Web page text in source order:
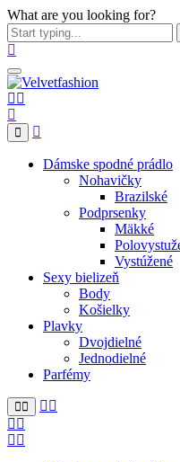
What are you looking for?
Dámske spodné prádlo
Nohavičky
Brazilské
Podprsenky
Mäkké
Vystúžené
Sexy bielizeň
Body
Košielky
Plavky
Dvojdielné
Jednodielné
Parfémy